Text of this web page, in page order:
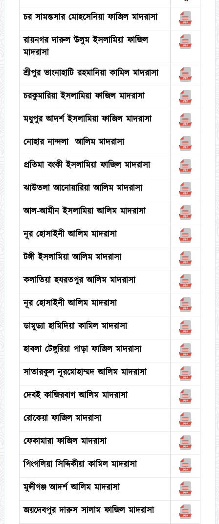
চর সামন্তসার মোহসেনিয়া ফাজিল মাদরাসা
রায়নগর দারুল উলুম ইসলামিয়া ফাজিল
মাদরাসা
শ্রীপুর ভাংনাহাটি রহমানিয়া কামিল মাদরাসা
চরকুমারিয়া ইসলামিয়া ফাজিল মাদরাসা
মধুপুর আদর্শ ইসলামিয়া ফাজিল মাদরাসা
নোহার নান্দলা আলিম মাদরাসা
প্রতিমা বংকী ইসলামিয়া ফাজিল মাদরাসা
ঝাউতলা আনোয়ারিয়া আলিম মাদরাসা
আল-আমীন ইসলামিয়া আলিম মাদরাসা
নূর হোসাইনী আলিম মাদরাসা
টঙ্গী ইসলামিয়া আলিম মাদরাসা
কলাতিয়া হযরতপুর আলিম মাদরাসা
নূর হোসাইনী আলিম মাদরাসা
ডামুড্যা হামিদিয়া কামিল মাদরাসা
হাবলা টেঙ্গুরিয়া পাড়া ফাজিল মাদরাসা
সাতারকুল নূরমোহাম্মদ আলিম মাদরাসা
দেবই কাজিরবাগ আলিম মাদরাসা
রোকেয়া ফাজিল মাদরাসা
ফেকামারা ফাজিল মাদরাসা
পিংগলিয়া সিদ্দিকীয়া কামিল মাদরাসা
মুন্সীগঞ্জ আদর্শ আলিম মাদরাসা
জয়দেবপুর দারুস সালাম ফাজিল মাদরাসা